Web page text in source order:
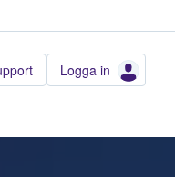
Logga in